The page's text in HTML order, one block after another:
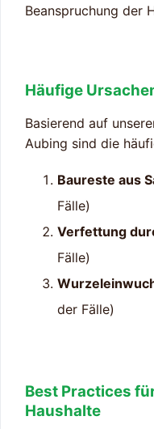
Beanspruchung der
Häufige
Basierend auf
Aubing sind die
Baureste aus
Fälle)
Verfettung
Fälle)
der Fälle)
Best Practices
Haushalte